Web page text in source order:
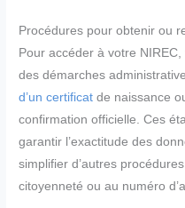
Procédures pour obtenir ou
Pour accéder à votre
des démarches
d’un certificat de naissance
confirmation officielle. Ces
garantir l’exactitude des
simplifier d’autres
citoyenneté ou au numéro